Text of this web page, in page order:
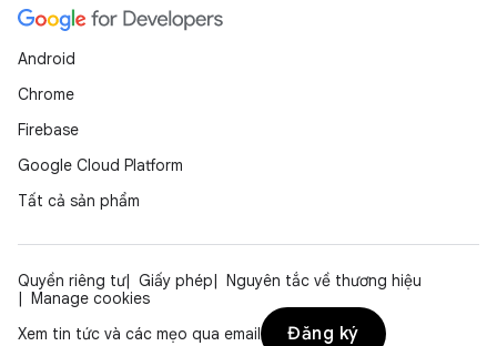
Android
Chrome
Firebase
Google Cloud Platform
Tất cả sản phẩm
Quyền riêng tư Giấy phép
Nguyên tắc về thương hiệu
Manage cookies
Xem tin tức và các mẹo qua email
Đăng ký